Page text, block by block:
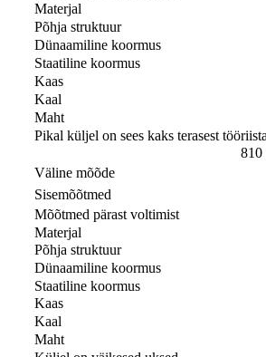
Materjal
Põhja struktuur
Dünaamiline koormus
Staatiline koormus
Kaas
Kaal
Maht
Pikal küljel on sees kaks terasest
810
Väline mõõde
Sisemõõtmed
Mõõtmed pärast voltimist
Materjal
Põhja struktuur
Dünaamiline koormus
Staatiline koormus
Kaas
Kaal
Maht